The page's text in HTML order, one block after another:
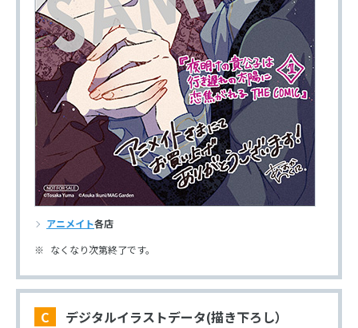
アニメイト各店
なくなり次第終了です。
C デジタルイラストデータ(描き下ろし）